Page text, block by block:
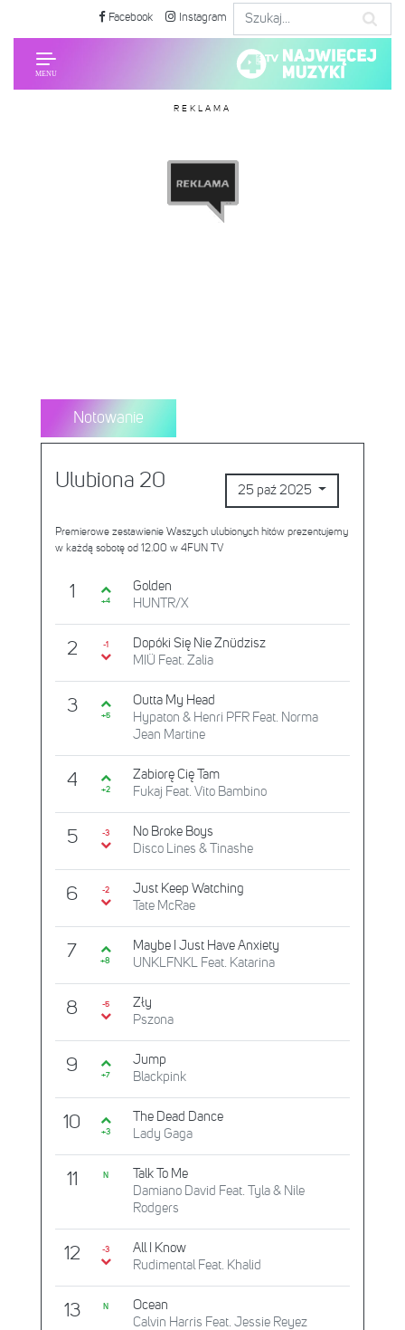
Facebook Instagram
REKLAMA
Notowanie
Ulubiona 20 25 paź 2025
Premierowe zestawienie Waszych ulubionych hitów prezentujemy
w każdą sobotę od 12.00 w 4FUN TV
1 +4
Golden
HUNTR/X
2 -1
Dopóki Się Nie Znüdzisz
MIÜ Feat. Zalia
3 +5
Outta My Head
Hypaton & Henri PFR Feat. Norma
Jean Martine
4 +2
Zabiorę Cię Tam
Fukaj Feat. Vito Bambino
5 -3
No Broke Boys
Disco Lines & Tinashe
6 -2
Just Keep Watching
Tate McRae
7 +8
Maybe I Just Have Anxiety
UNKLFNKL Feat. Katarina
8 -5
Zły
Pszona
9 +7
Jump
Blackpink
10 +3
The Dead Dance
Lady Gaga
11 N
Talk To Me
Damiano David Feat. Tyla & Nile
Rodgers
12 -3
All I Know
Rudimental Feat. Khalid
13 N
Ocean
Calvin Harris Feat. Jessie Reyez